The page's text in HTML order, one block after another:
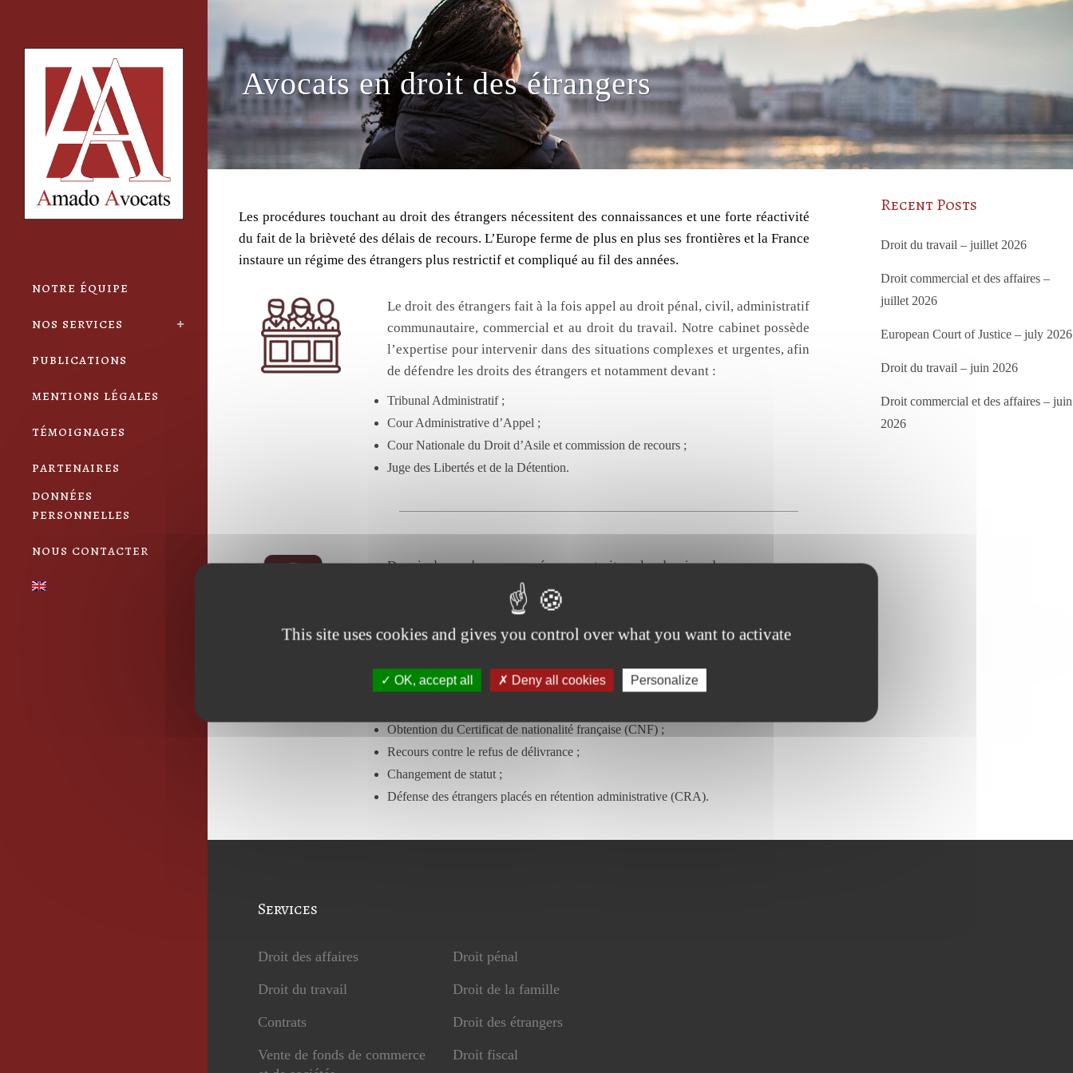
notre équipe
nos services
publications
mentions légales
témoignages
partenaires
données
personnelles
nous contacter
Avocats en droit des étrangers
Les procédures touchant au droit des étrangers nécessitent des connaissances et une forte réactivité
du fait de la brièveté des délais de recours. L’Europe ferme de plus en plus ses frontières et la France
instaure un régime des étrangers plus restrictif et compliqué au fil des années.
Le droit des étrangers fait à la fois appel au droit pénal, civil, administratif
communautaire, commercial et au droit du travail. Notre cabinet possède
l’expertise pour intervenir dans des situations complexes et urgentes, afin
de défendre les droits des étrangers et notamment devant :
Tribunal Administratif ;
Cour Administrative d’Appel ;
Cour Nationale du Droit d’Asile et commission de recours ;
Juge des Libertés et de la Détention.
Depuis de nombreuses années, nous traitons les dossiers de :
Régularisation des sans-papiers ;
Naturalisation et acquisition de la nationalité française ;
Recours contre les refus de séjour et reconduite à la frontière ;
Obtention du Certificat de nationalité française (CNF) ;
Recours contre le refus de délivrance ;
Changement de statut ;
Défense des étrangers placés en rétention administrative (CRA).
Recent Posts
Droit du travail – juillet 2026
Droit commercial et des affaires –
juillet 2026
European Court of Justice – july 2026
Droit du travail – juin 2026
Droit commercial et des affaires – juin
2026
Services
Droit des affaires
Droit du travail
Contrats
Vente de fonds de commerce
Droit pénal
Droit de la famille
Droit des étrangers
Droit fiscal
This site uses cookies and gives you control over what you want to activate
OK, accept all Deny all cookies Personalize